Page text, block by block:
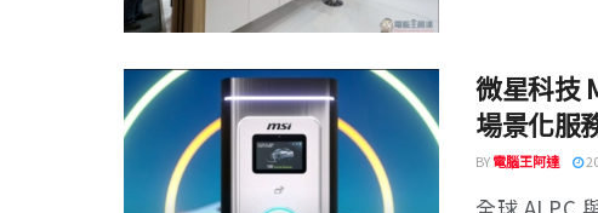
微星科技
場景化服
BY電腦王阿達